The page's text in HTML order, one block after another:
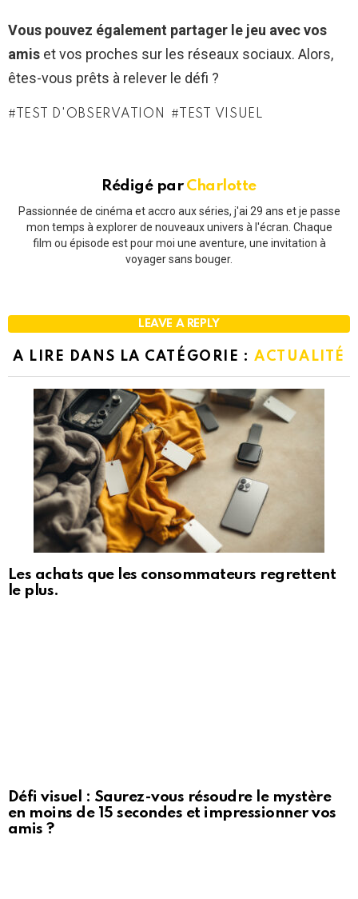
Vous pouvez également partager le jeu avec vos
amis et vos proches sur les réseaux sociaux. Alors,
êtes-vous prêts à relever le défi ?
TEST D'OBSERVATION TEST VISUEL
Rédigé par Charlotte
Passionnée de cinéma et accro aux séries, j'ai 29 ans et je passe
mon temps à explorer de nouveaux univers à l'écran. Chaque
film ou épisode est pour moi une aventure, une invitation à
voyager sans bouger.
LEAVE A REPLY
A LIRE DANS LA CATÉGORIE : ACTUALITÉ
Les achats que les consommateurs regrettent
le plus.
Défi visuel : Saurez-vous résoudre le mystère
en moins de 15 secondes et impressionner vos
amis ?